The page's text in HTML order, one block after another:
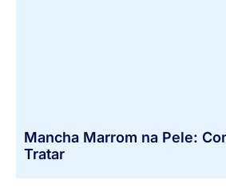
Mancha Marrom na Pele:
Tratar